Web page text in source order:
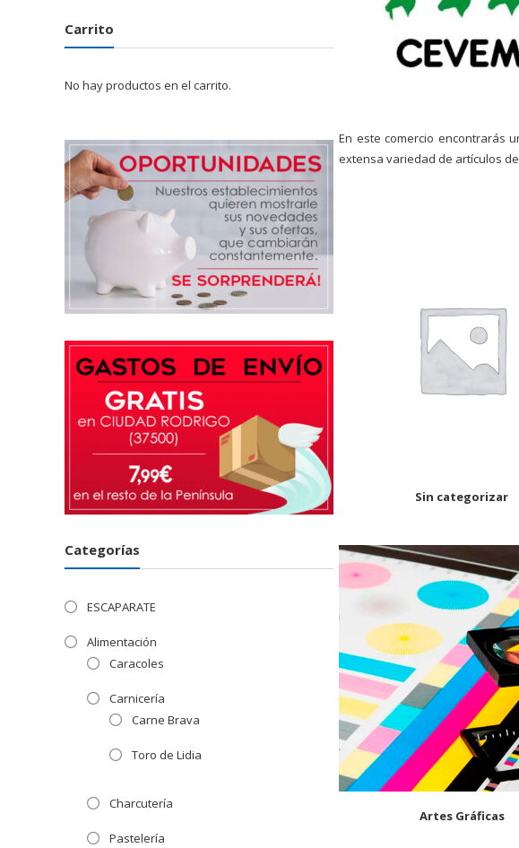
En este comercio encontrarás
extensa variedad de artículos
Sin categorizar
Artes Gráficas
Carrito
No hay productos en el carrito.
Categorías
ESCAPARATE
Alimentación
Caracoles
Carnicería
Carne Brava
Toro de Lidia
Charcutería
Pastelería